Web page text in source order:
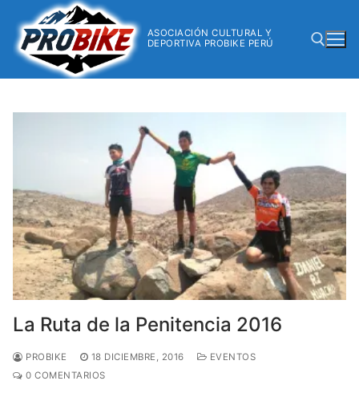
ASOCIACIÓN CULTURAL Y
DEPORTIVA PROBIKE PERÚ
La Ruta de la Penitencia 2016
PROBIKE 18 DICIEMBRE, 2016
EVENTOS
0 COMENTARIOS